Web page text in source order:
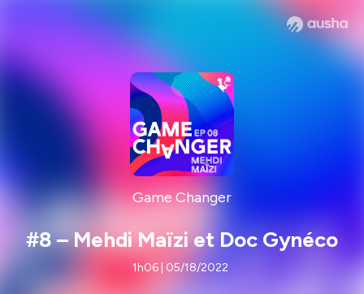
Game Changer
#8 – Mehdi Maïzi et Doc Gynéco
1h06 | 05/18/2022